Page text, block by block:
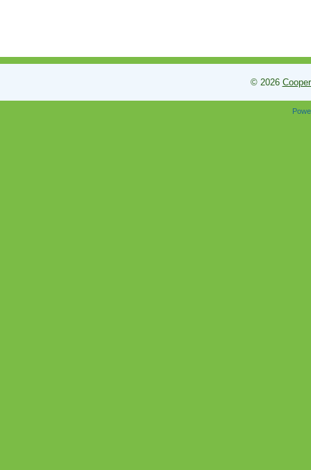
© 2026